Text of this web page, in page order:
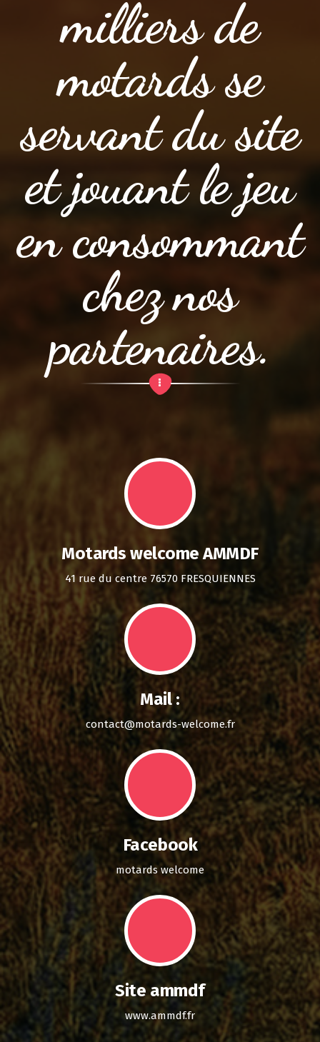
milliers de
motards se
servant du site
et jouant le jeu
en consommant
chez nos
partenaires.
Motards welcome AMMDF
41 rue du centre 76570 FRESQUIENNES
Mail :
contact@motards-welcome.fr
Facebook
motards welcome
Site ammdf
www.ammdf.fr